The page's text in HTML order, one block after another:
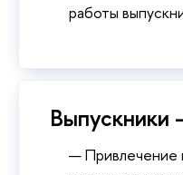
работы
Привлечение